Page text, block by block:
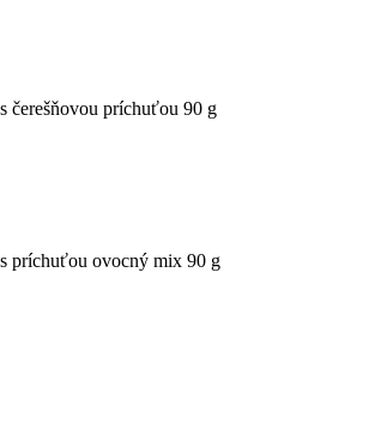
čerešňovou príchuťou 90 g
príchuťou ovocný mix 90 g